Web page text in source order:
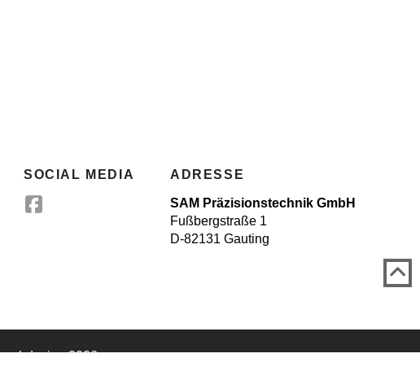
SOCIAL MEDIA ADRESSE
SAM Präzisionstechnik GmbH
Fußbergstraße 1
D-82131 Gauting
2026